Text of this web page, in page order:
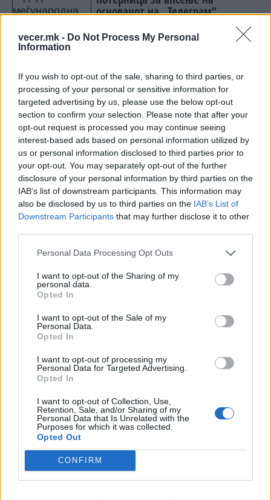
vecer.mk - Do Not Process My Personal
Information
If you wish to opt-out of the sale, sharing to third parties, or
processing of your personal or sensitive information for
targeted advertising by us, please use the below opt-out
section to confirm your selection. Please note that after your
opt-out request is processed you may continue seeing
interest-based ads based on personal information utilized by
us or personal information disclosed to third parties prior to
your opt-out. You may separately opt-out of the further
disclosure of your personal information by third parties on the
IAB’s list of downstream participants. This information may
also be disclosed by us to third parties on the IAB’s List of
Downstream Participants that may further disclose it to other
Personal Data Processing Opt Outs
I want to opt-out of the Sharing of my
personal data.
Opted In
I want to opt-out of the Sale of my
Personal Data.
Opted In
I want to opt-out of processing my
Personal Data for Targeted Advertising.
Opted In
I want to opt-out of Collection, Use,
Retention, Sale, and/or Sharing of my
Personal Data that Is Unrelated with the
Purposes for which it was collected.
Opted Out
CONFIRM
основачот на „Телеграм“
ВО ОВАА ПИЦЕРИЈА НАЈСКАПА Е
НАЈЧИТАНИ ВО ПОСЛЕДНИ 7 ДЕНА
МАКЕДОНИЈА ИМА СВЕТСКА
ПИСТА: Огромниот Боинг 777
на индиската претседателка
на Меѓународниот Аеродром
Скопје
УАПСЕН МАКЕДОНЕЦОТ АНДРЕЈ
ТАНАСКОВСКИ, ЧЛЕН НА
СКОКНА МИНИМАЛНИОТ
пари ќе ви легнат на сметка
КУЧЕ РАСПАРЧЕНО ОД
ПОРАНЕШНИОТ ТЕХНИЧКИ
ПРЕМИЕР ОЛИВЕР СПАСОВСКИ
НАЈСКАПАТА, ЗА МАРИЈА ОД
ГРЦИЈА - НАЈЕФТИНАТА
ПРЕСВРТ И ПРОТЕСТИ ВО
ултиматум: „Мора да си оди,
крајниот рок е петок!“
(Видео) СНИМКА СО ПАРИ КОИ